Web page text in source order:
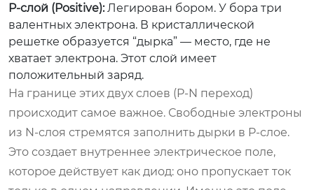
P-слой (Positive):Легирован бором. У бора три
валентных электрона. В кристаллической
решетке образуется “дырка” — место, где не
хватает электрона. Этот слой имеет
положительный заряд.
На границе этих двух слоев (P-N переход)
происходит самое важное. Свободные электроны
из N-слоя стремятся заполнить дырки в P-слое.
Это создает внутреннее электрическое поле,
которое действует как диод: оно пропускает ток